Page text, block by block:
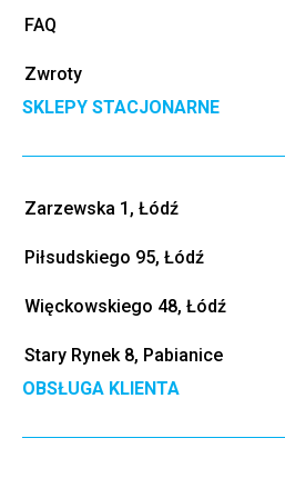
FAQ
Zwroty
SKLEPY STACJONARNE
Zarzewska 1, Łódź
Piłsudskiego 95, Łódź
Więckowskiego 48, Łódź
Stary Rynek 8, Pabianice
OBSŁUGA KLIENTA